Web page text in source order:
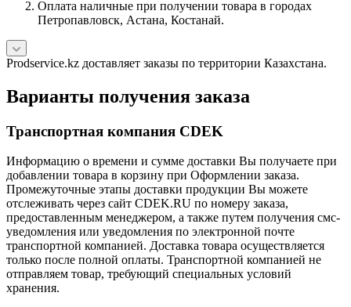
Оплата наличные при получении товара в городах
Петропавловск, Астана, Костанай.
Prodservice.kz доставляет заказы по территории Казахстана.
Варианты получения заказа
Транспортная компания CDEK
Информацию о времени и сумме доставки Вы получаете при
добавлении товара в корзину при Оформлении заказа.
Промежуточные этапы доставки продукции Вы можете
отслеживать через сайт CDEK.RU по номеру заказа,
предоставленным менеджером, а также путем получения смс-
уведомления или уведомления по электронной почте
транспортной компанией. Доставка товара осуществляется
только после полной оплаты. Транспортной компанией не
отправляем товар, требующий специальных условий
хранения.